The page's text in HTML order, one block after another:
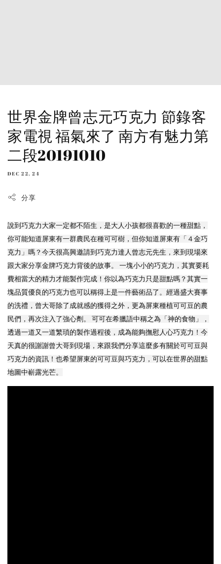
世界金牌曾志元巧克力 節錄客
家電視 福氣來了 南方有魅力第
二段20191010
DEC 22, 24
分享
說到巧克力大家一定都不陌生，是大人小孩都很喜歡的一種甜點，
你可能知道屏東有一群農民在種可可樹，但你知道屏東有「４金巧
克力」嗎？今天很高興邀請到巧克力達人曾志元先生，來到現場來
跟大家分享金牌巧克力背後的故事。 一塊小小的巧克力，其實要耗
費相當大的精力才能製作完成！你以為巧克力只是甜點嗎？其實一
塊品質優良的巧克力也可以稱得上是一件藝術品了。經過盛大賽事
的洗禮，曾大哥除了成就感的獲得之外，更為屏東種植可可豆的農
民們，再次注入了強心劑。 可可在希臘語中稱之為「神的食物」，
透過一道又一道繁瑣的製作過程後，成為能夠撫慰人心巧克力！今
天真的很謝謝曾大哥到現場，來跟我們分享這麼多有關於可可豆與
巧克力的資訊！也希望屏東的可可豆與巧克力，可以在世界的甜點
地圖中嶄露光芒。